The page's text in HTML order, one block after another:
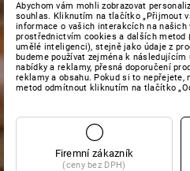
Abychom vám mohli zobrazovat
souhlas. Kliknutím na tlačítko „Přijmout
informace o vašich interakcích na našich
prostřednictvím cookies a dalších metod
umělé inteligenci), stejně jako údaje z
budeme používat zejména k
nabídky a reklamy, přesná doporučení
reklamy a obsahu. Pokud si to nepřejete,
metod odmítnout kliknutím na tlačítko
Firemní zákazník
(ceny bez DPH)